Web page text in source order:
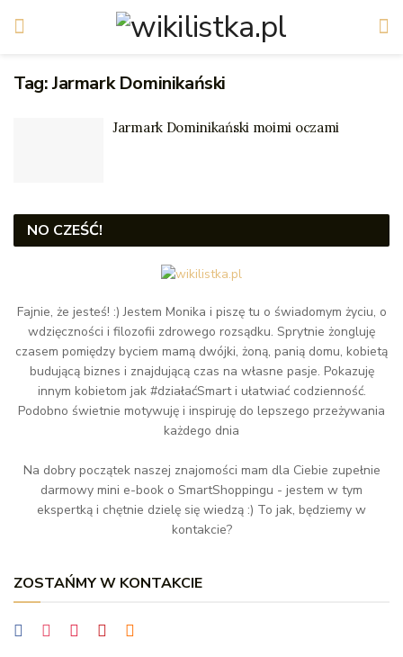
Tag:Jarmark Dominikański
Jarmark Dominikański moimi oczami
NO CZEŚĆ!
Fajnie, że jesteś! :) Jestem Monika i piszę tu o świadomym życiu, o
wdzięczności i filozofii zdrowego rozsądku. Sprytnie żongluję
czasem pomiędzy byciem mamą dwójki, żoną, panią domu, kobietą
budującą biznes i znajdującą czas na własne pasje. Pokazuję
innym kobietom jak #działaćSmart i ułatwiać codzienność.
Podobno świetnie motywuję i inspiruję do lepszego przeżywania
każdego dnia
Na dobry początek naszej znajomości mam dla Ciebie zupełnie
darmowy mini e-book o SmartShoppingu - jestem w tym
ekspertką i chętnie dzielę się wiedzą :) To jak, będziemy w
kontakcie?
ZOSTAŃMY W KONTAKCIE